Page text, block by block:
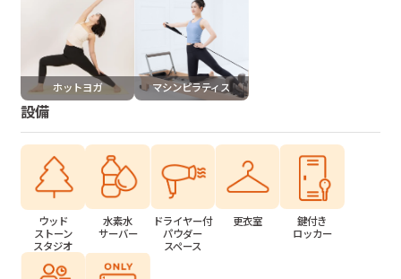
ホットヨガ マシンピラティス
設備
ウッド
ストーン
スタジオ
水素水
サーバー
ドライヤー付
パウダー
スペース
更衣室
鍵付き
ロッカー